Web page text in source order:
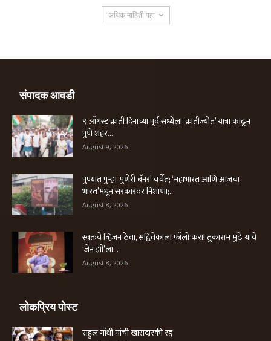
अधिक माहिती पहा
संपादक आवडी
९ ऑगस्ट क्रांती दिनाच्या पूर्व संध्येला ‘क्रांतीज्योत’ यात्रा काढून
पुणे शहर...
August 9, 2026
पुण्यात पुन्हा ‘पुणेरी बॅनर’ चर्चेत; ‘महाभारत आणि आजचा
भारत’मधून सरकारवर निशाणा;...
August 8, 2026
स्वतःचे व्हिजन ठेवा, सद्विवेकाला फॉलो करा! तुकाराम मुंढे यांचे
‘जेन झी’ला...
August 8, 2026
लोकप्रिय पोस्ट
राहुल गांधी यांची खासदारकी रद्द